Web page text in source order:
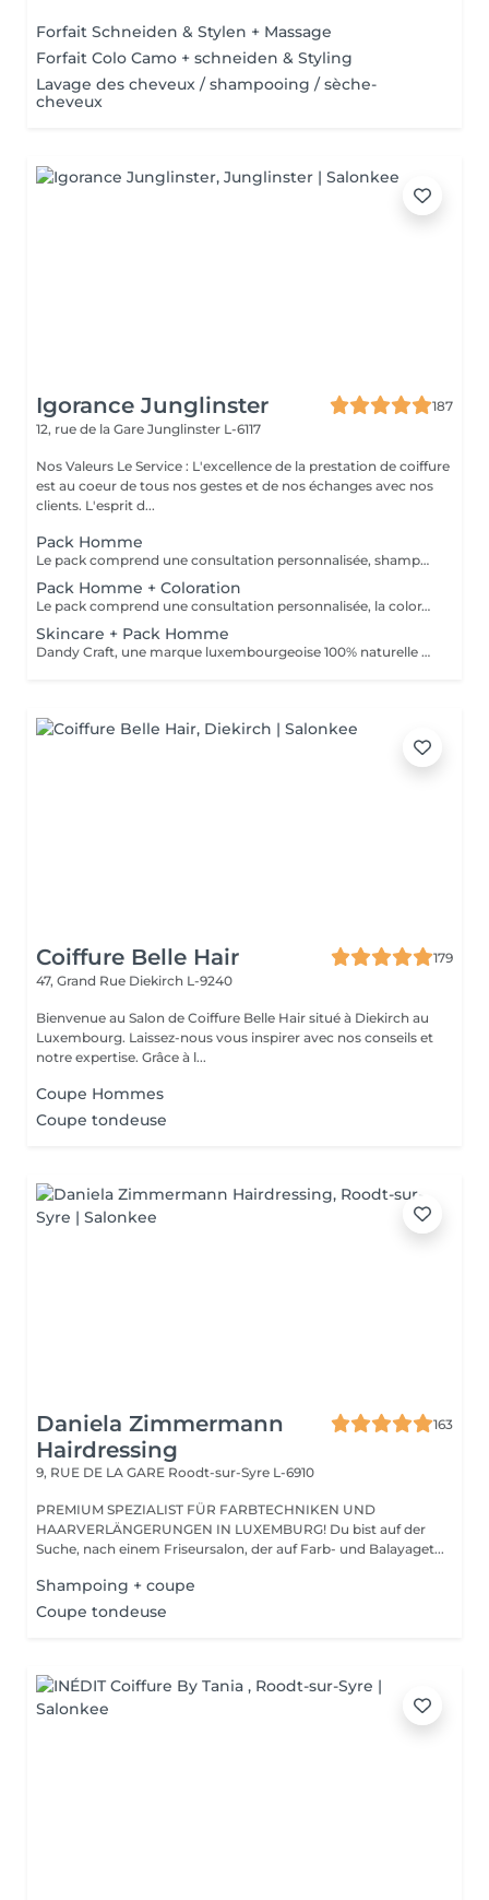
Forfait Schneiden & Stylen + Massage
Forfait Colo Camo + schneiden & Styling
Lavage des cheveux / shampooing / sèche-
cheveux
Igorance Junglinster
187
12, rue de la Gare Junglinster L-6117
Nos Valeurs Le Service : L'excellence de la prestation de coiffure
est au coeur de tous nos gestes et de nos échanges avec nos
clients. L'esprit d...
Pack Homme
Le pack comprend une consultation personnalisée, shampooing et conditionneur spécifiques REDKEN, la coupe IGORANCE (finitions sur cheveux secs ) et les produits de styling REDKEN * Tarifs à titre indicatifs à confirmer après la consultation personnalisée établit auprès de votre coiffeur/stylist/spécialiste * La direction se réserve le droit d’apporter des modifications pour le bon fonctionnement du salon
Pack Homme + Coloration
Le pack comprend une consultation personnalisée, la coloration avec les produits LOREAL PROFESSIONNEL , shampooing et conditionneur spécifiques REDKEN , la coupe IGORANCE ( finitions sur cheveux secs) , les produits de styling REDKEN * Tarifs à titre indicatifs à confirmer après la consultation personnalisée établit auprès de votre coiffeur/stylist/spécialiste * La direction se réserve le droit d’apporter des modifications pour le bon fonctionnement du salon
Skincare + Pack Homme
Dandy Craft, une marque luxembourgeoise 100% naturelle de soins du visage. Soin du visage, nettoyant à base de jus d'aloe vera et de ginseng, exfoliant à la vitamine C, crème hydratante au beurre de karité. + Pack Homme
Coiffure Belle Hair
179
47, Grand Rue Diekirch L-9240
Bienvenue au Salon de Coiffure Belle Hair situé à Diekirch au
Luxembourg. Laissez-nous vous inspirer avec nos conseils et
notre expertise. Grâce à l...
Coupe Hommes
Coupe tondeuse
Daniela Zimmermann
Hairdressing
163
9, RUE DE LA GARE Roodt-sur-Syre L-6910
PREMIUM SPEZIALIST FÜR FARBTECHNIKEN UND
HAARVERLÄNGERUNGEN IN LUXEMBURG! Du bist auf der
Suche, nach einem Friseursalon, der auf Farb- und Balayaget...
Shampoing + coupe
Coupe tondeuse